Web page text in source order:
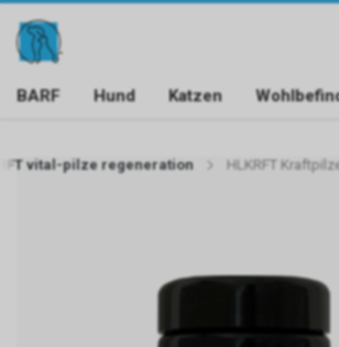
BARF Hund Katzen
vital-pilze regeneration HLKRFT